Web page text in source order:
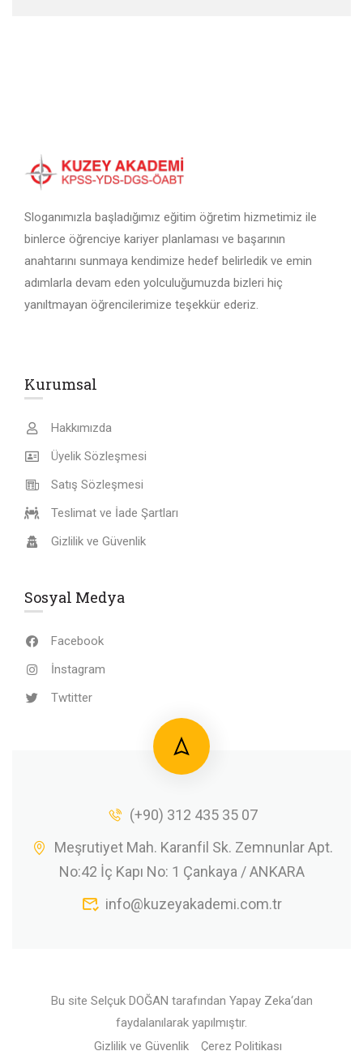
Sloganımızla başladığımız eğitim öğretim hizmetimiz ile
binlerce öğrenciye kariyer planlaması ve başarının
anahtarını sunmaya kendimize hedef belirledik ve emin
adımlarla devam eden yolculuğumuzda bizleri hiç
yanıltmayan öğrencilerimize teşekkür ederiz.
Kurumsal
Hakkımızda
Üyelik Sözleşmesi
Satış Sözleşmesi
Teslimat ve İade Şartları
Gizlilik ve Güvenlik
Sosyal Medya
Facebook
İnstagram
Twtitter
(+90) 312 435 35 07
Meşrutiyet Mah. Karanfil Sk. Zemnunlar Apt.
No:42 İç Kapı No: 1 Çankaya / ANKARA
info@kuzeyakademi.com.tr
Bu site Selçuk DOĞAN tarafından Yapay Zeka‘dan
faydalanılarak yapılmıştır.
Gizlilik ve Güvenlik
Çerez Politikası